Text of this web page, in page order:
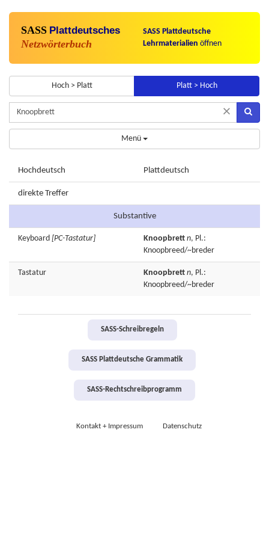
SASS Plattdeutsches
Netzwörterbuch
SASS Plattdeutsche
Lehrmaterialien öffnen
Hoch > Platt Platt > Hoch
×
Menü
Hochdeutsch Plattdeutsch
direkte Treffer
Substantive
Keyboard [PC-Tastatur] Knoopbrett n, Pl.:
Knoopbreed/~breder
Tastatur Knoopbrett n, Pl.:
Knoopbreed/~breder
SASS-Schreibregeln
SASS Plattdeutsche Grammatik
SASS-Rechtschreibprogramm
Kontakt + Impressum Datenschutz